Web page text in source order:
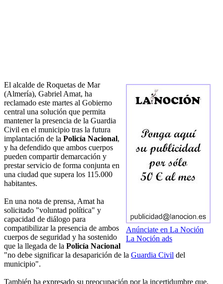
Anúnciate en La Noción
La Noción ads
El alcalde de Roquetas de Mar
(Almería), Gabriel Amat, ha
reclamado este martes al Gobierno
central una solución que permita
mantener la presencia de la Guardia
Civil en el municipio tras la futura
implantación de la Policía Nacional,
y ha defendido que ambos cuerpos
pueden compartir demarcación y
prestar servicio de forma conjunta en
una ciudad que supera los 115.000
habitantes.
En una nota de prensa, Amat ha
solicitado "voluntad política" y
capacidad de diálogo para
compatibilizar la presencia de ambos
cuerpos de seguridad y ha sostenido
que la llegada de la Policía Nacional
"no debe significar la desaparición de la Guardia Civil del
municipio".
También ha expresado su preocupación por la incertidumbre que,